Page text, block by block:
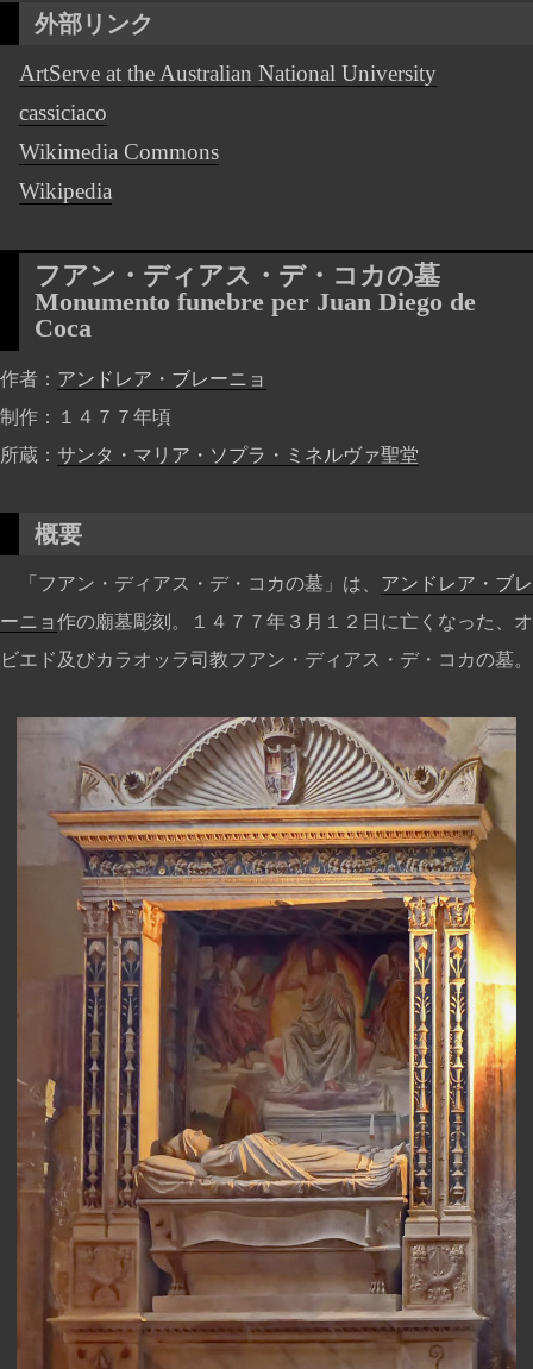
外部リンク
ArtServe at the Australian National University
cassiciaco
Wikimedia Commons
Wikipedia
フアン・ディアス・デ・コカの墓
Monumento funebre per Juan Diego de
Coca
作者
アンドレア・ブレーニョ
制作
１４７７年頃
所蔵
サンタ・マリア・ソプラ・ミネルヴァ聖堂
概要
「フアン・ディアス・デ・コカの墓」は、 アンドレア・ブレ
ーニョ作の廟墓彫刻。１４７７年３月１２日に亡くなった、オ
ビエド及びカラオッラ司教フアン・ディアス・デ・コカの墓。